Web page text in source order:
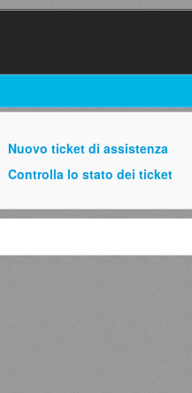
Nuovo ticket di assistenza
Controlla lo stato dei ticket